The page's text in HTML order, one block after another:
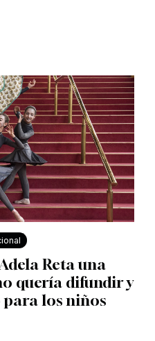
Reta una
quería difundir y
para los niños